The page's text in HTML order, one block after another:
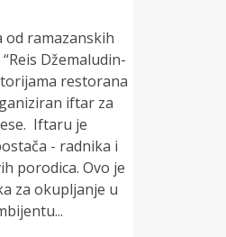
od ramazanskih
Džemaludin-
restorana
iftar za
Iftaru je
- radnika i
porodica. Ovo je
za okupljanje u